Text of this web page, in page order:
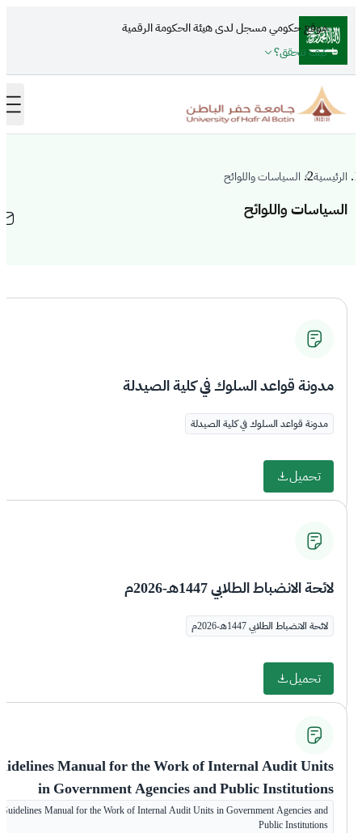
تجاوز إلى المحتوى الرئيسي
موقع حكومي مسجل لدى هيئة الحكومة الرقمية
كيف تتحقق؟
الرئيسية السياسات واللوائح
السياسات واللوائح
مدونة قواعد السلوك في كلية الصيدلة
مدونة قواعد السلوك في كلية الصيدلة
تحميل
لائحة الانضباط الطلابي 1447هـ-2026م
لائحة الانضباط الطلابي 1447هـ-2026م
تحميل
Manual for the Work of Internal Audit Units
in Government Agencies and Public Institutions
Guidelines Manual for the Work of Internal Audit Units in Government Agencies and
Public Institutions